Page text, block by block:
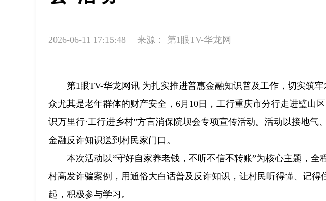
2026-06-11 17:15:48 来源： 第1眼TV-华龙网
第1眼TV-华龙网讯 为扎实推进普惠金融知识普及工作，切实筑
众尤其是老年群体的财产安全，6月10日，工行重庆市分行走进璧山
识万里行·工行进乡村”方言消保院坝会专项宣传活动。活动以接地气
金融反诈知识送到村民家门口。
本次活动以“守好自家养老钱，不听不信不转账”为核心主题，全
村高发诈骗案例，用通俗大白话普及反诈知识，让村民听得懂、记得
起，积极参与学习。